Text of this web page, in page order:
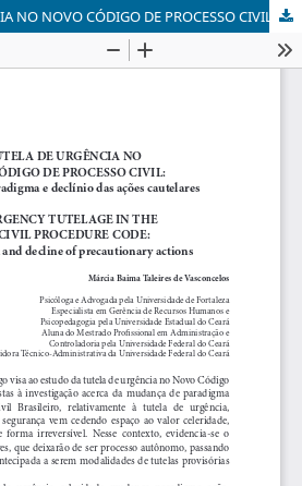
A TUTELA DE URGÊNCIA NO NOVO CÓDIGO DE PROCESSO CIVIL: Mudança de paradigma e declínio das ações cautelares